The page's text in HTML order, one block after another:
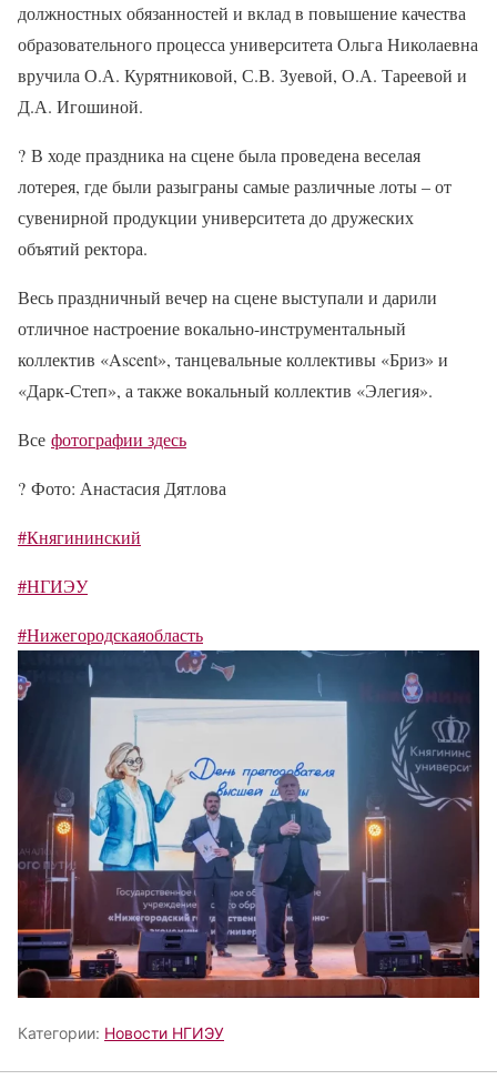
должностных обязанностей и вклад в повышение качества
образовательного процесса университета Ольга Николаевна
вручила О.А. Курятниковой, С.В. Зуевой, О.А. Тареевой и
Д.А. Игошиной.
? В ходе праздника на сцене была проведена веселая
лотерея, где были разыграны самые различные лоты – от
сувенирной продукции университета до дружеских
объятий ректора.
Весь праздничный вечер на сцене выступали и дарили
отличное настроение вокально-инструментальный
коллектив «Ascent», танцевальные коллективы «Бриз» и
«Дарк-Степ», а также вокальный коллектив «Элегия».
Все фотографии здесь
? Фото: Анастасия Дятлова
#Княгининский
#НГИЭУ
#Нижегородскаяобласть
Категории: Новости НГИЭУ